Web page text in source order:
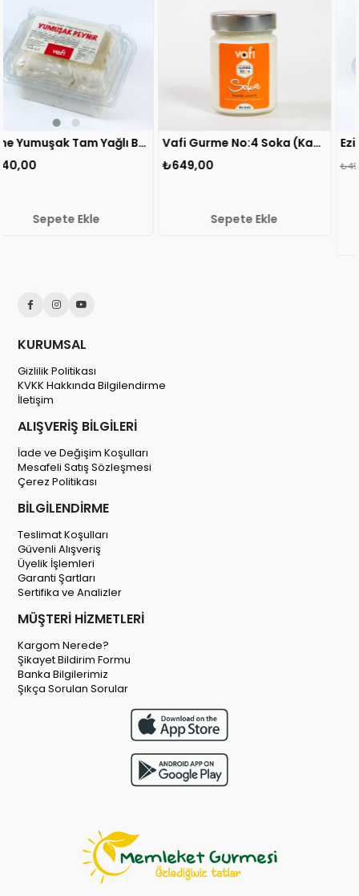
Ezine Yumuşak Tam Yağlı Beyaz Peynir 1 KİLOGRAM
Vafi Gurme No:4 Soka (Kaymaklı Biber) 600 gr 1 ADET
Sepete Ekle Sepete Ekle
KURUMSAL
Gizlilik Politikası
KVKK Hakkında Bilgilendirme
İletişim
ALIŞVERİŞ BİLGİLERİ
İade ve Değişim Koşulları
Mesafeli Satış Sözleşmesi
Çerez Politikası
BİLGİLENDİRME
Teslimat Koşulları
Güvenli Alışveriş
Üyelik İşlemleri
Garanti Şartları
Sertifika ve Analizler
MÜŞTERİ HİZMETLERİ
Kargom Nerede?
Şikayet Bildirim Formu
Banka Bilgilerimiz
Şıkça Sorulan Sorular